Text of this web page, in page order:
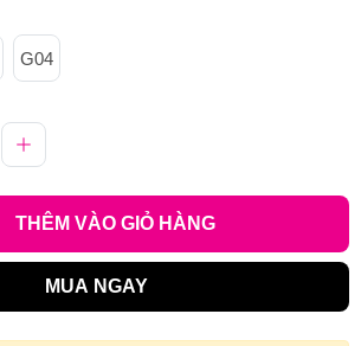
G04
THÊM VÀO GIỎ HÀNG
MUA NGAY